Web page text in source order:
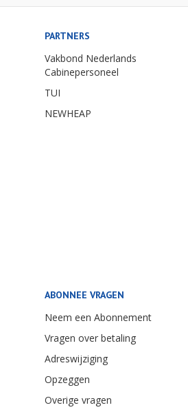
PARTNERS
Vakbond Nederlands
Cabinepersoneel
TUI
NEWHEAP
ABONNEE VRAGEN
Neem een Abonnement
Vragen over betaling
Adreswijziging
Opzeggen
Overige vragen